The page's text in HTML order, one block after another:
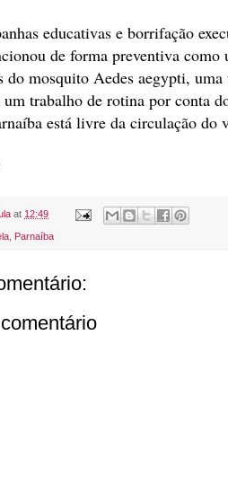
educativas e borrifação
de forma preventiva
do mosquito Aedes aegypti,
trabalho de rotina por conta
está livre da circulação do
at 12:49
Parnaíba